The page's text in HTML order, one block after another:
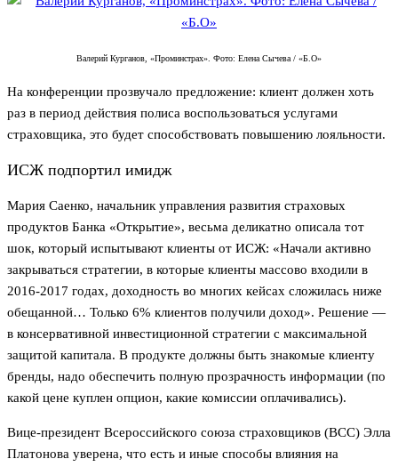
Валерий Курганов, «Проминстрах». Фото: Елена Сычева / «Б.О»
На конференции прозвучало предложение: клиент должен хоть
раз в период действия полиса воспользоваться услугами
страховщика, это будет способствовать повышению лояльности.
ИСЖ подпортил имидж
Мария Саенко, начальник управления развития страховых
продуктов Банка «Открытие», весьма деликатно описала тот
шок, который испытывают клиенты от ИСЖ: «Начали активно
закрываться стратегии, в которые клиенты массово входили в
2016-2017 годах, доходность во многих кейсах сложилась ниже
обещанной… Только 6% клиентов получили доход». Решение —
в консервативной инвестиционной стратегии с максимальной
защитой капитала. В продукте должны быть знакомые клиенту
бренды, надо обеспечить полную прозрачность информации (по
какой цене куплен опцион, какие комиссии оплачивались).
Вице-президент Всероссийского союза страховщиков (ВСС) Элла
Платонова уверена, что есть и иные способы влияния на